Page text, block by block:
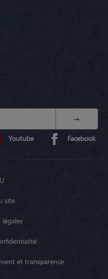
Youtube Facebook
site
et transparence